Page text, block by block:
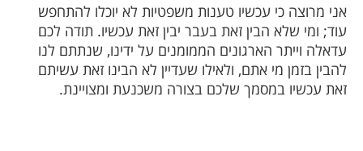
אני מרוצה כי עכשיו טענות משפטיות לא יוכלו להתחפש
עוד; ומי שלא הבין זאת בעבר יבין זאת עכשיו. תודה לכם
עדאלה וייתר הארגונים הממומנים על ידינו, שנתתם לנו
להבין בזמן מי אתם, ולאילו שעדיין לא הבינו זאת עשיתם
זאת עכשיו במסמך שלכם בצורה משכנעת ומצויינת.